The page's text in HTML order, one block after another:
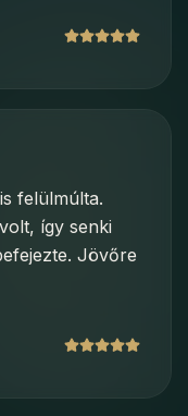
felülmúlta.
így senki
Jövőre